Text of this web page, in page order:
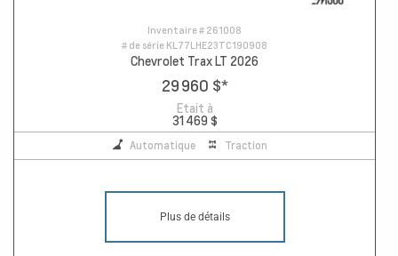
Inventaire # 261008
# de série KL77LHE23TC190908
Chevrolet Trax LT 2026
29 960 $*
Etait à
31 469 $
Automatique Traction
Plus de détails